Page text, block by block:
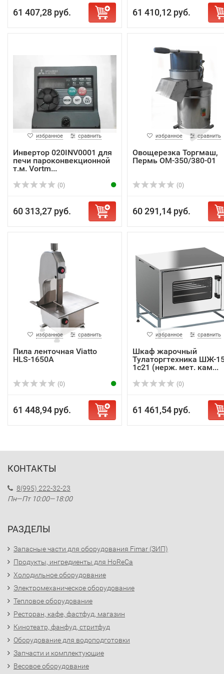
61 407,28 руб. 61 410,12 руб.
избранное сравнить
Инвертор 020INV0001 для
печи пароконвекционной
т.м. Vortm...
(0)
60 313,27 руб.
избранное сравнить
Овощерезка Торгмаш,
Пермь ОМ-350/380-01
(0)
60 291,14 руб.
избранное сравнить
Пила ленточная Viatto
HLS-1650A
(0)
61 448,94 руб.
избранное сравнить
Шкаф жарочный
Тулаторгтехника ШЖ-
1с21 (нерж. мет. кам...
(0)
61 461,54 руб.
КОНТАКТЫ
8(995) 222-32-23
Пн—Пт 10:00—18:00
РАЗДЕЛЫ
Запасные части для оборудования Fimar (ЗИП)
Продукты, ингредиенты для HoReCa
Холодильное оборудование
Электромеханическое оборудование
Тепловое оборудование
Ресторан, кафе, фастфуд, магазин
Кинотеатр, фанфуд, стритфуд
Оборудование для водоподготовки
Запчасти и комплектующие
Весовое оборудование